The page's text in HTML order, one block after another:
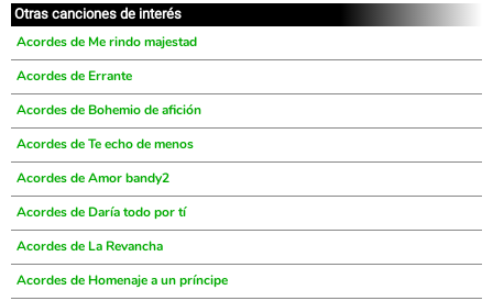
Otras canciones de interés
Acordes de Me rindo majestad
Acordes de Errante
Acordes de Bohemio de afición
Acordes de Te echo de menos
Acordes de Amor bandy2
Acordes de Daría todo por tí
Acordes de La Revancha
Acordes de Homenaje a un príncipe